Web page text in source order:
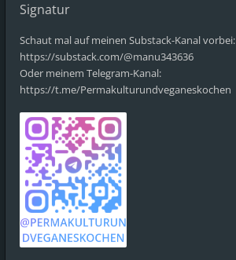
Signatur
Schaut mal auf meinen Substack-Kanal vorbei:
https://substack.com/@manu343636
Oder meinem Telegram-Kanal:
https://t.me/Permakulturundveganeskochen